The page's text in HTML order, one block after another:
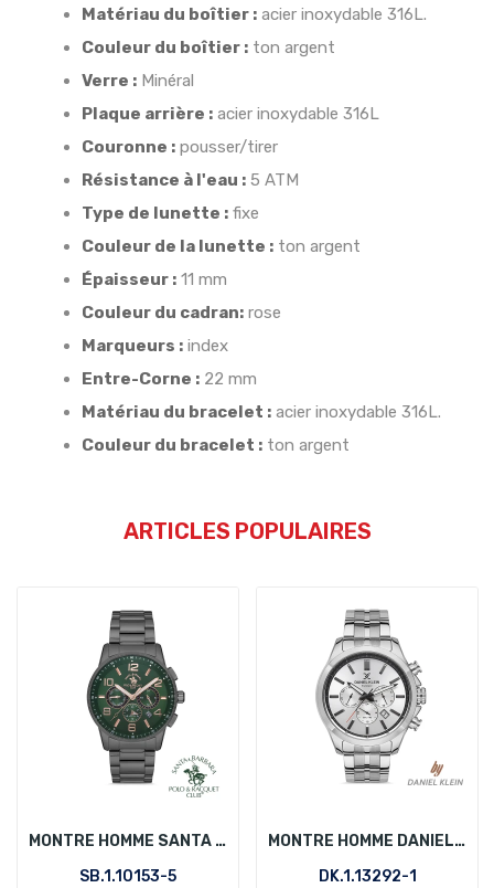
Matériau du boîtier : acier inoxydable 316L.
Couleur du boîtier : ton argent
Verre : Minéral
Plaque arrière : acier inoxydable 316L
Couronne : pousser/tirer
Résistance à l'eau : 5 ATM
Type de lunette : fixe
Couleur de la lunette : ton argent
Épaisseur : 11 mm
Couleur du cadran: rose
Marqueurs : index
Entre-Corne : 22 mm
Matériau du bracelet : acier inoxydable 316L.
Couleur du bracelet : ton argent
ARTICLES POPULAIRES
MONTRE HOMME SANTA BARBARA POLO SB.1.10153-5
SB.1.10153-5
MONTRE HOMME DANIEL KLEIN DK.1.13292-1
DK.1.13292-1